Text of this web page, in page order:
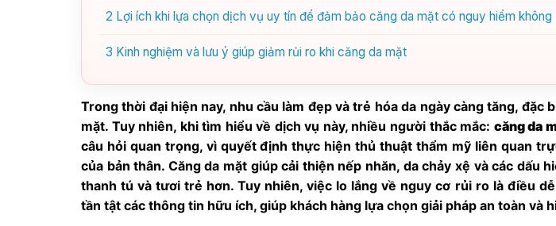
2 Lợi ích khi lựa chọn dịch vụ uy tín để đảm bảo căng da mặt có nguy hiểm không
3 Kinh nghiệm và lưu ý giúp giảm rủi ro khi căng da mặt
Trong thời đại hiện nay, nhu cầu làm đẹp và trẻ hóa da ngày càng tăng, đặc
mặt. Tuy nhiên, khi tìm hiểu về dịch vụ này, nhiều người thắc mắc: căng da
câu hỏi quan trọng, vì quyết định thực hiện thủ thuật thẩm mỹ liên quan
của bản thân. Căng da mặt giúp cải thiện nếp nhăn, da chảy xệ và các dấu
thanh tú và tươi trẻ hơn. Tuy nhiên, việc lo lắng về nguy cơ rủi ro là điều
tần tật các thông tin hữu ích, giúp khách hàng lựa chọn giải pháp an toàn và